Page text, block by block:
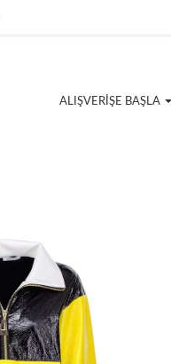
ALIŞVERİŞE BAŞLA